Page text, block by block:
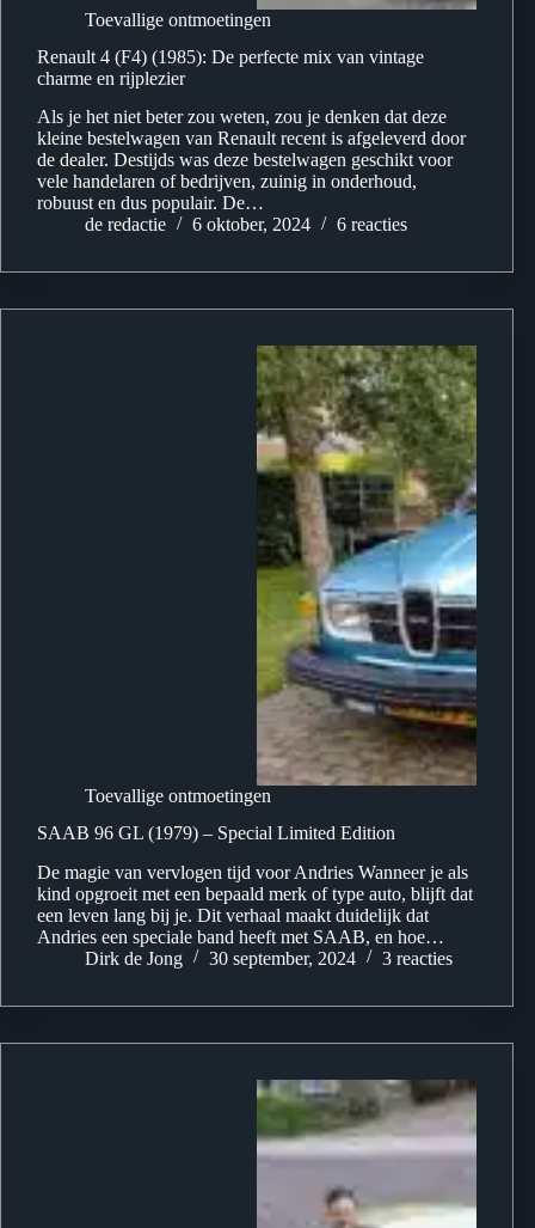
Toevallige ontmoetingen
Renault 4 (F4) (1985): De perfecte mix van vintage
charme en rijplezier
Als je het niet beter zou weten, zou je denken dat deze
kleine bestelwagen van Renault recent is afgeleverd door
de dealer. Destijds was deze bestelwagen geschikt voor
vele handelaren of bedrijven, zuinig in onderhoud,
robuust en dus populair. De…
de redactie
6 oktober, 2024 6 reacties
Toevallige ontmoetingen
SAAB 96 GL (1979) – Special Limited Edition
De magie van vervlogen tijd voor Andries Wanneer je als
kind opgroeit met een bepaald merk of type auto, blijft dat
een leven lang bij je. Dit verhaal maakt duidelijk dat
Andries een speciale band heeft met SAAB, en hoe…
Dirk de Jong
30 september, 2024 3 reacties